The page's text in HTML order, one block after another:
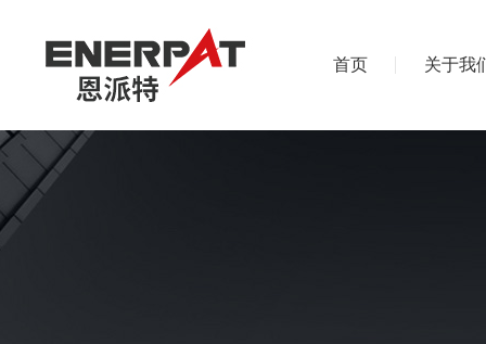
首页 关于我